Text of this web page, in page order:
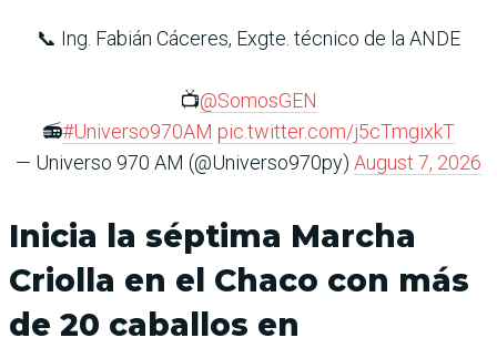
📞 Ing. Fabián Cáceres, Exgte. técnico de la ANDE
📺@SomosGEN
📻#Universo970AM pic.twitter.com/j5cTmgixkT
— Universo 970 AM (@Universo970py) August 7, 2026
Inicia la séptima Marcha
Criolla en el Chaco con más
de 20 caballos en